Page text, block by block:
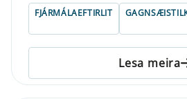
FJÁRMÁLAEFTIRLIT
Lesa meira